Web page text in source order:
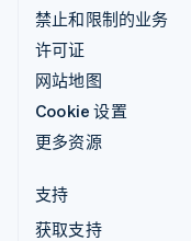
禁止和限制的业务
许可证
网站地图
Cookie 设置
更多资源
支持
获取支持